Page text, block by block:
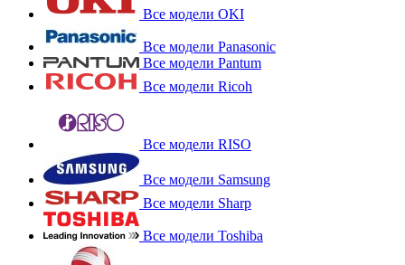
Все модели OKI
Все модели Panasonic
Все модели Pantum
Все модели Ricoh
Все модели RISO
Все модели Samsung
Все модели Sharp
Все модели Toshiba